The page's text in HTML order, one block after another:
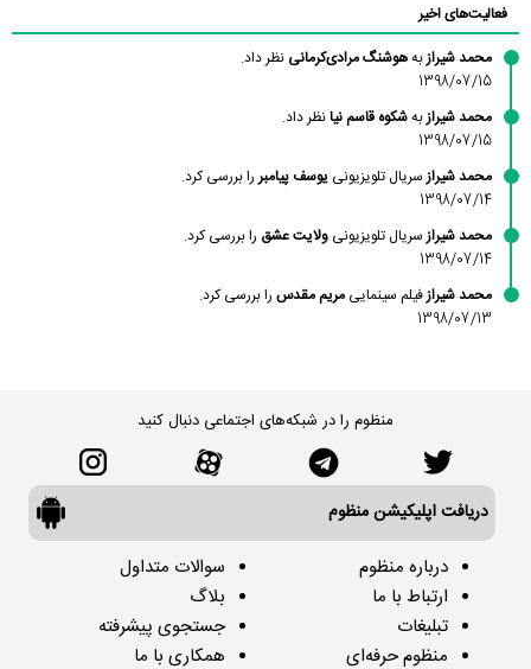
فعالیت‌های اخیر
محمد شیرازبههوشنگ مرادی‌کرمانی نظر داد.
1398/07/15
محمد شیرازبهشکوه قاسم نیانظر داد.
1398/07/15
محمد شیراز سریال تلویزیونی یوسف پیامبر را بررسی کرد.
1398/07/14
محمد شیراز سریال تلویزیونی ولایت عشق را بررسی کرد.
1398/07/14
محمد شیرازفیلم سینمایی مریم مقدس را بررسی کرد.
1398/07/13
منظوم را در شبکه‌های اجتماعی دنبال کنید
دریافت اپلیکیشن منظوم
درباره منظوم
ارتباط با ما
تبلیغات
منظوم حرفه‌ای
سوالات متداول
بلاگ
جستجوی پیشرفته
همکاری با ما